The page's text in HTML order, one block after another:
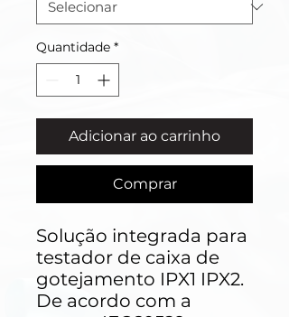
Quantidade *
Adicionar ao carrinho
Comprar
Solução integrada para
testador de caixa de
gotejamento IPX1 IPX2.
De acordo com a